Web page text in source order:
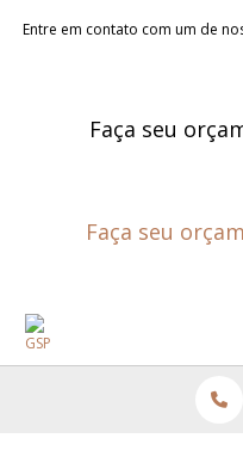
Entre em contato com um de
Faça seu
Faça seu